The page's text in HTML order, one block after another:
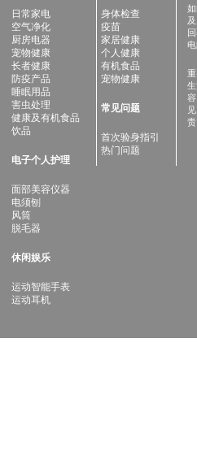
日常家电
空气净化
厨房电器
宠物健康
长者健康
防疫产品
睡眠用品
害虫处理
健康及有机食品
饮品
电子个人护理
面部美容仪器
电须刨
风筒
脱毛器
休闲娱乐
运动智能手表
运动耳机
身体检查
疫苗
家居健康
个人健康
有机食品
宠物健康
常见问题
首次验身指引
热门问题